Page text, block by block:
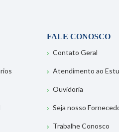
FALE CONOSCO
Contato Geral
Atendimento ao
Ouvidoria
Seja nosso
Trabalhe Conosco